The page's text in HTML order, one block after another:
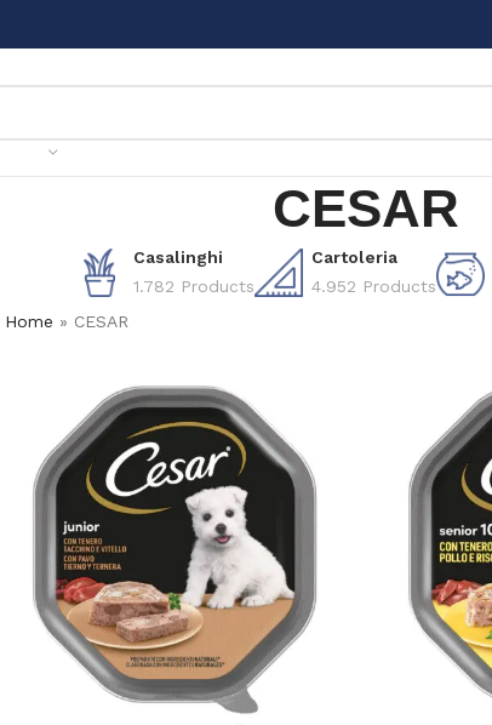
CESAR
Casalinghi
1.782 Products
Cartoleria
4.952 Products
Home » CESAR